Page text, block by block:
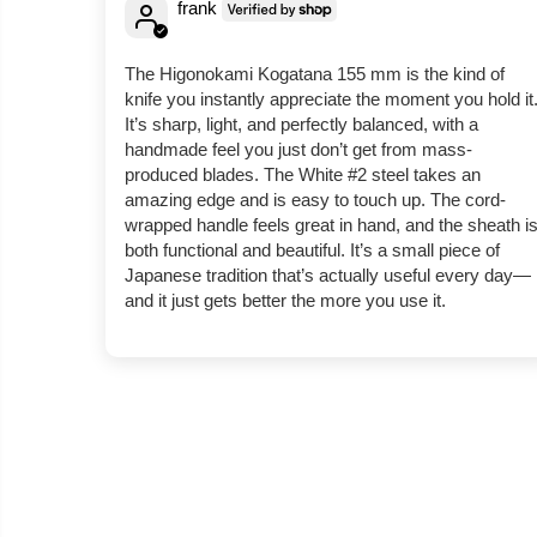
frank
The Higonokami Kogatana 155 mm is the kind of
knife you instantly appreciate the moment you hold it.
It’s sharp, light, and perfectly balanced, with a
handmade feel you just don’t get from mass-
produced blades. The White #2 steel takes an
amazing edge and is easy to touch up. The cord-
wrapped handle feels great in hand, and the sheath is
both functional and beautiful. It’s a small piece of
Japanese tradition that’s actually useful every day—
and it just gets better the more you use it.